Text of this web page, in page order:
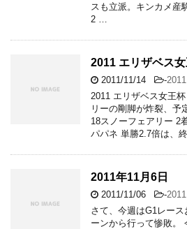
スも立派。キンカメ産
2 …
2011 エリザベス
2011/11/14 -
2011 エリザベス女王
リーの剛脚が炸裂、予
18スノーフェアリー 2
パパネ 単勝2.7倍は、
2011年11月6日
2011/11/06 -
さて、今週はG1レー
ーンから行って惨敗。